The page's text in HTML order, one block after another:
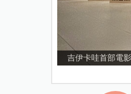
資優教育15問！